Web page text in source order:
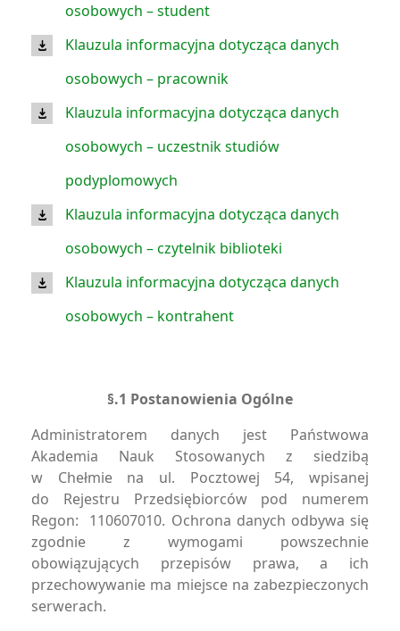
osobowych – student
Klauzula informacyjna dotycząca danych
osobowych – pracownik
Klauzula informacyjna dotycząca danych
osobowych – uczestnik studiów
podyplomowych
Klauzula informacyjna dotycząca danych
osobowych – czytelnik biblioteki
Klauzula informacyjna dotycząca danych
osobowych – kontrahent
§.1 Postanowienia Ogólne
Administratorem danych jest Państwowa
Akademia Nauk Stosowanych z siedzibą
w Chełmie na ul. Pocztowej 54, wpisanej
do Rejestru Przedsiębiorców pod numerem
Regon: 110607010. Ochrona danych odbywa się
zgodnie z wymogami powszechnie
obowiązujących przepisów prawa, a ich
przechowywanie ma miejsce na zabezpieczonych
serwerach.